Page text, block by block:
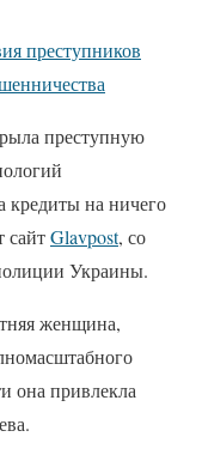
преступников
преступную
кредиты на ничего
сайтGlavpost, со
Украины.
женщина,
она привлекла